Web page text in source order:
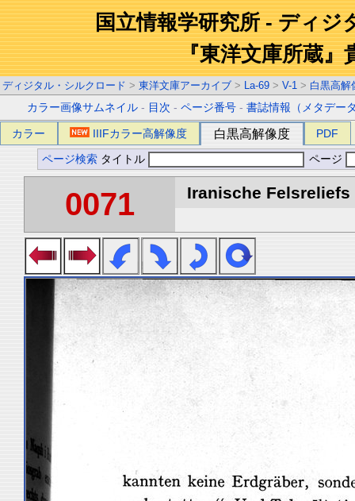
国立情報学研究所 - ディジ
『東洋文庫所蔵』
ディジタル・シルクロード > 東洋文庫アーカイブ > La-69 > V-1 > 白黒高解
カラー画像サムネイル - 目次 -ページ番号 -書誌情報（メタデー
カラー IIIFカラー高解像度 白黒高解像度 PDF
ページ検索 タイトル ページ
0071 Iranische Felsreliefs